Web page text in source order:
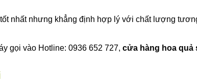
nhất nhưng khẳng định hợp lý với chất lượng
gọi vào Hotline: 0936 652 727, cửa hàng hoa quả